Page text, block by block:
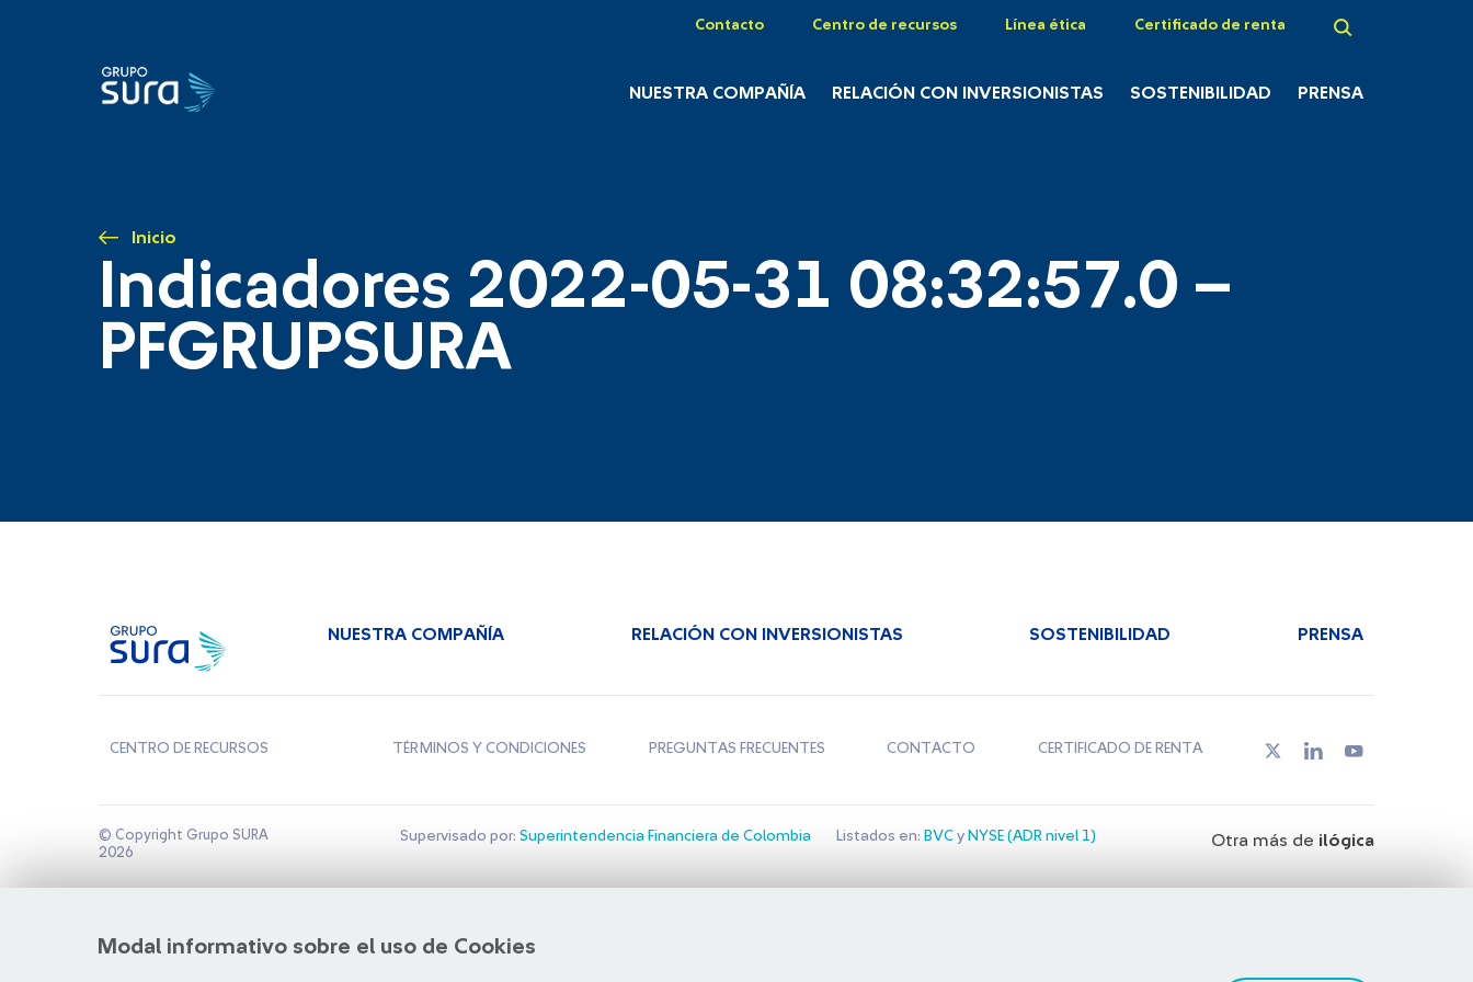
Contacto Centro de recursos Línea ética Certificado de renta
NUESTRA COMPAÑÍA RELACIÓN CON INVERSIONISTAS SOSTENIBILIDAD PRENSA
Inicio
Indicadores 2022-05-31 08:32:57.0 –
PFGRUPSURA
Modal informativo sobre el uso de Cookies
NUESTRA COMPAÑÍA RELACIÓN CON INVERSIONISTAS SOSTENIBILIDAD PRENSA
CENTRO DE RECURSOS TÉRMINOS Y CONDICIONES PREGUNTAS FRECUENTES CONTACTO CERTIFICADO DE RENTA
© Copyright Grupo SURA
2026
Supervisado por: Superintendencia Financiera de Colombia Listados en: BVCy NYSE (ADR nivel 1) Otra más de ilógica